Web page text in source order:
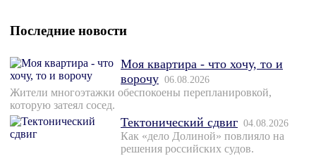
Последние новости
Моя квартира - что хочу, то и
ворочу 06.08.2026
Жители многоэтажки обеспокоены перепланировкой,
которую затеял сосед.
Тектонический сдвиг 04.08.2026
Как «дело Долиной» повлияло на
решения российских судов.